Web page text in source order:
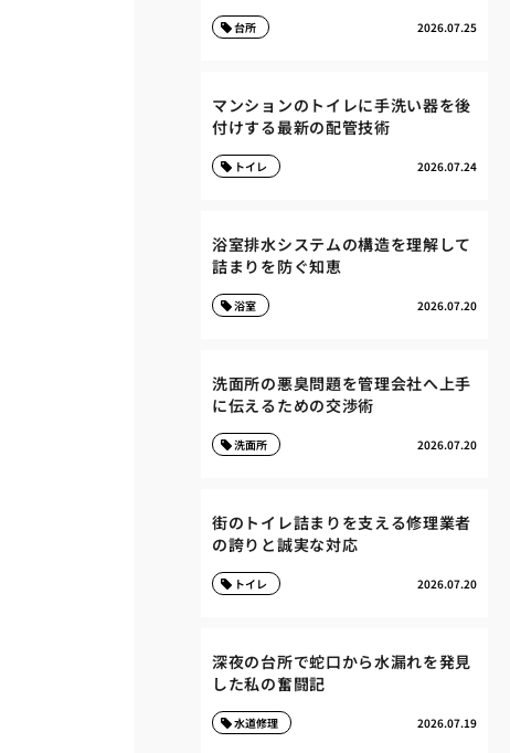
2026.07.25
台所
マンションのトイレに手洗い器を後
付けする最新の配管技術
2026.07.24
トイレ
浴室排水システムの構造を理解して
詰まりを防ぐ知恵
2026.07.20
浴室
洗面所の悪臭問題を管理会社へ上手
に伝えるための交渉術
2026.07.20
洗面所
街のトイレ詰まりを支える修理業者
の誇りと誠実な対応
2026.07.20
トイレ
深夜の台所で蛇口から水漏れを発見
した私の奮闘記
2026.07.19
水道修理